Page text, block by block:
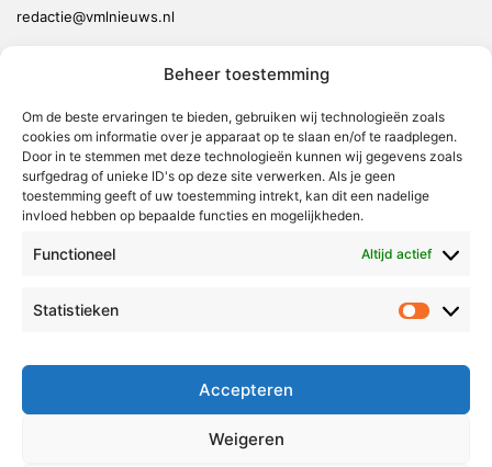
Beheer toestemming
Om de beste ervaringen te bieden, gebruiken wij technologieën zoals
cookies om informatie over je apparaat op te slaan en/of te raadplegen.
Door in te stemmen met deze technologieën kunnen wij gegevens zoals
surfgedrag of unieke ID's op deze site verwerken. Als je geen
toestemming geeft of uw toestemming intrekt, kan dit een nadelige
invloed hebben op bepaalde functies en mogelijkheden.
Functioneel Altijd actief
Statistieken
Accepteren
Weigeren
redactie@vmlnieuws.nl
Leudal
Maasgouw
Echt-Susteren
Radio & TV